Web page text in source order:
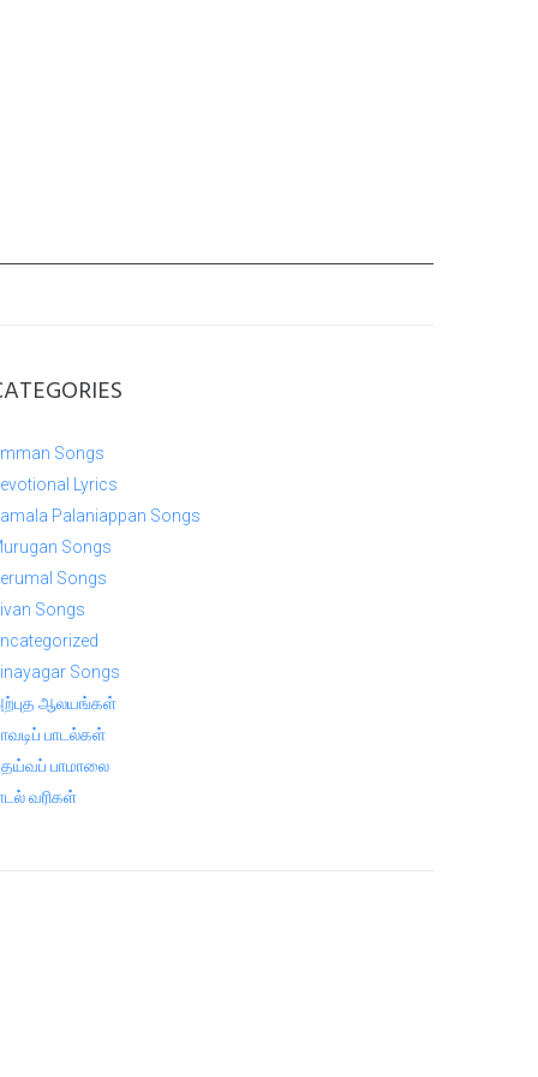
Songs
Lyrics
Palaniappan Songs
Songs
Songs
Songs
Songs
ஆலயங்கள்
பாடல்கள்
பாமாலை
வரிகள்